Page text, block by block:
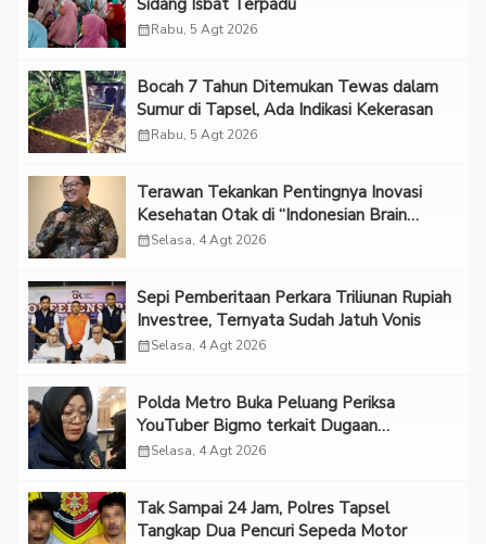
Sidang Isbat Terpadu
calendar_monthRabu, 5 Agt 2026
Bocah 7 Tahun Ditemukan Tewas dalam
Sumur di Tapsel, Ada Indikasi Kekerasan
calendar_monthRabu, 5 Agt 2026
Terawan Tekankan Pentingnya Inovasi
Kesehatan Otak di “Indonesian Brain
Forum 2026 UPN Veteran Jakarta”
calendar_monthSelasa, 4 Agt 2026
Sepi Pemberitaan Perkara Triliunan Rupiah
Investree, Ternyata Sudah Jatuh Vonis
calendar_monthSelasa, 4 Agt 2026
Polda Metro Buka Peluang Periksa
YouTuber Bigmo terkait Dugaan
Eksploitasi Anak
calendar_monthSelasa, 4 Agt 2026
Tak Sampai 24 Jam, Polres Tapsel
Tangkap Dua Pencuri Sepeda Motor